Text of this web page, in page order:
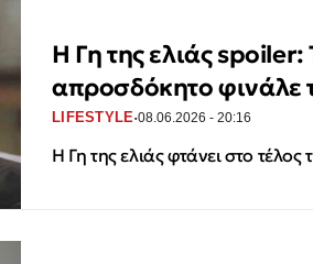
Η Γη της ελιάς spoiler:
απροσδόκητο φινάλε
LIFESTYLE·08.06.2026 - 20:16
Η Γη της ελιάς φτάνει στο τέλος